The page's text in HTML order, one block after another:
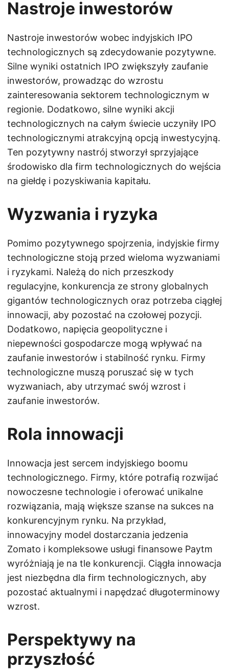
Nastroje inwestorów
Nastroje inwestorów wobec indyjskich IPO
technologicznych są zdecydowanie pozytywne.
Silne wyniki ostatnich IPO zwiększyły zaufanie
inwestorów, prowadząc do wzrostu
zainteresowania sektorem technologicznym w
regionie. Dodatkowo, silne wyniki akcji
technologicznych na całym świecie uczyniły IPO
technologicznymi atrakcyjną opcją inwestycyjną.
Ten pozytywny nastrój stworzył sprzyjające
środowisko dla firm technologicznych do wejścia
na giełdę i pozyskiwania kapitału.
Wyzwania i ryzyka
Pomimo pozytywnego spojrzenia, indyjskie firmy
technologiczne stoją przed wieloma wyzwaniami
i ryzykami. Należą do nich przeszkody
regulacyjne, konkurencja ze strony globalnych
gigantów technologicznych oraz potrzeba ciągłej
innowacji, aby pozostać na czołowej pozycji.
Dodatkowo, napięcia geopolityczne i
niepewności gospodarcze mogą wpływać na
zaufanie inwestorów i stabilność rynku. Firmy
technologiczne muszą poruszać się w tych
wyzwaniach, aby utrzymać swój wzrost i
zaufanie inwestorów.
Rola innowacji
Innowacja jest sercem indyjskiego boomu
technologicznego. Firmy, które potrafią rozwijać
nowoczesne technologie i oferować unikalne
rozwiązania, mają większe szanse na sukces na
konkurencyjnym rynku. Na przykład,
innowacyjny model dostarczania jedzenia
Zomato i kompleksowe usługi finansowe Paytm
wyróżniają je na tle konkurencji. Ciągła innowacja
jest niezbędna dla firm technologicznych, aby
pozostać aktualnymi i napędzać długoterminowy
wzrost.
Perspektywy na
przyszłość